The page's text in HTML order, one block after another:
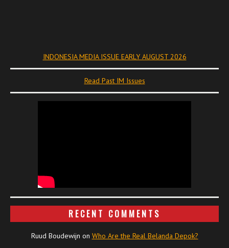
INDONESIA MEDIA ISSUE EARLY AUGUST 2026
Read Past IM Issues
RECENT COMMENTS
Ruud Boudewijn on Who Are the Real Belanda Depok?